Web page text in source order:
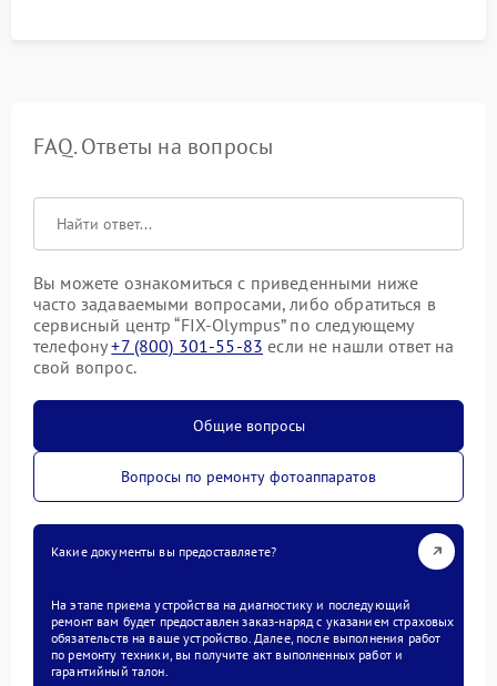
FAQ. Ответы на вопросы
Вы можете ознакомиться с приведенными ниже
часто задаваемыми вопросами, либо обратиться в
сервисный центр “FIX-Olympus” по следующему
телефону+7 (800) 301-55-83 если не нашли ответ на
свой вопрос.
Общие вопросы
Вопросы по ремонту фотоаппаратов
Какие документы вы предоставляете?
На этапе приема устройства на диагностику и последующий
ремонт вам будет предоставлен заказ-наряд с указанием страховых
обязательств на ваше устройство. Далее, после выполнения работ
по ремонту техники, вы получите акт выполненных работ и
гарантийный талон.